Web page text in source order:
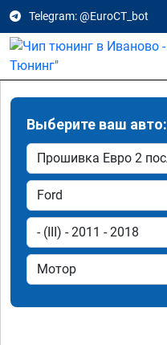
Telegram: @EuroCT_bot
Выберите ваш авто: